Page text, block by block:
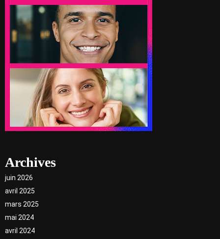
Archives
juin 2026
avril 2025
mars 2025
mai 2024
avril 2024